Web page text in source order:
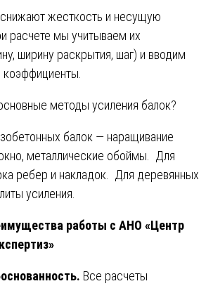
жесткость и несущую
расчете мы учитываем их
ширину раскрытия, шаг) и вводим
методы усиления балок?
балок — наращивание
металлические обоймы. Для
ребер и накладок. Для деревянных
усиления.
работы с АНО «Центр
Все расчеты